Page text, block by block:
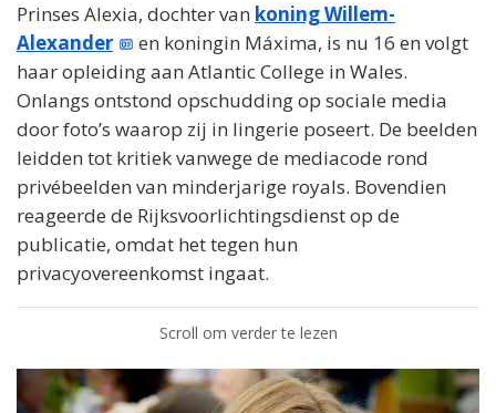
Prinses Alexia, dochter van koning Willem-
Alexander
en koningin Máxima, is nu 16 en volgt
haar opleiding aan Atlantic College in Wales.
Onlangs ontstond opschudding op sociale media
door foto’s waarop zij in lingerie poseert. De beelden
leidden tot kritiek vanwege de mediacode rond
privébeelden van minderjarige royals. Bovendien
reageerde de Rijksvoorlichtingsdienst op de
publicatie, omdat het tegen hun
privacyovereenkomst ingaat.
Scroll om verder te lezen